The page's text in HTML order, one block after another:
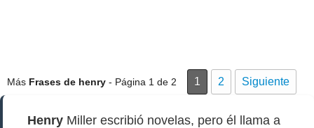
Más Frases de henry - Página 1 de 2 1 2 Siguiente
Henry Miller escribió novelas, pero él llama a